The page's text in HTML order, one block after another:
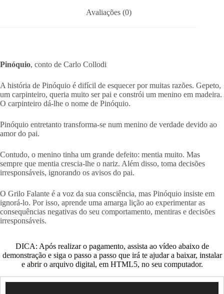
Avaliações (0)
Pinóquio, conto de Carlo Collodi
A história de Pinóquio é difícil de esquecer por muitas razões. Gepeto,
um carpinteiro, queria muito ser pai e constrói um menino em madeira.
O carpinteiro dá-lhe o nome de Pinóquio.
Pinóquio entretanto transforma-se num menino de verdade devido ao
amor do pai.
Contudo, o menino tinha um grande defeito: mentia muito. Mas
sempre que mentia crescia-lhe o nariz. Além disso, toma decisões
irresponsáveis, ignorando os avisos do pai.
O Grilo Falante é a voz da sua consciência, mas Pinóquio insiste em
ignorá-lo. Por isso, aprende uma amarga lição ao experimentar as
consequências negativas do seu comportamento, mentiras e decisões
irresponsáveis.
DICA: Após realizar o pagamento, assista ao vídeo abaixo de
demonstração e siga o passo a passo que irá te ajudar a baixar, instalar
e abrir o arquivo digital, em HTML5, no seu computador.